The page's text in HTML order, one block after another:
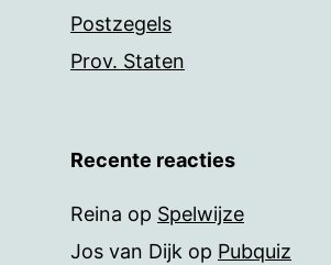
Postzegels
Prov. Staten
Recente reacties
Reina op Spelwijze
Jos van Dijk op Pubquiz